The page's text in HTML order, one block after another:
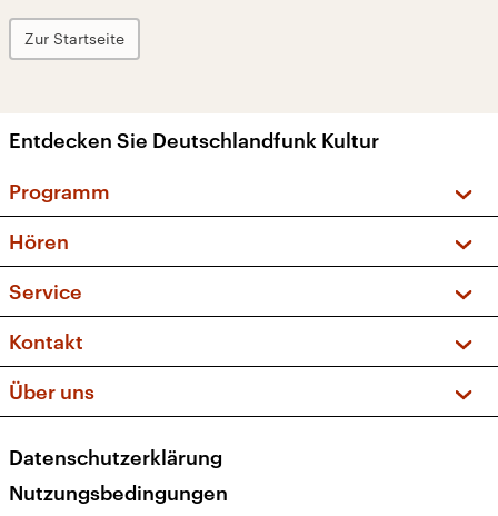
Zur Startseite
Entdecken Sie Deutschlandfunk Kultur
Programm
Sendungen und Podcasts
Musikliste
Kakadu – Das Kinderprogramm
Hören
Frequenzen (UKW + DAB+)
Service
FAQ
Apps
Newsletter
Kontakt
Social Media
Über uns
Presse
Karriere
Datenschutzerklärung
Nutzungsbedingungen